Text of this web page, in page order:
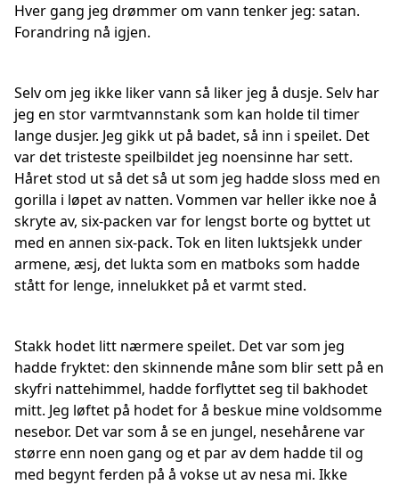
Hver gang jeg drømmer om vann tenker jeg: satan.
Forandring nå igjen.
Selv om jeg ikke liker vann så liker jeg å dusje. Selv har
jeg en stor varmtvannstank som kan holde til timer
lange dusjer. Jeg gikk ut på badet, så inn i speilet. Det
var det tristeste speilbildet jeg noensinne har sett.
Håret stod ut så det så ut som jeg hadde sloss med en
gorilla i løpet av natten. Vommen var heller ikke noe å
skryte av, six-packen var for lengst borte og byttet ut
med en annen six-pack. Tok en liten luktsjekk under
armene, æsj, det lukta som en matboks som hadde
stått for lenge, innelukket på et varmt sted.
Stakk hodet litt nærmere speilet. Det var som jeg
hadde fryktet: den skinnende måne som blir sett på en
skyfri nattehimmel, hadde forflyttet seg til bakhodet
mitt. Jeg løftet på hodet for å beskue mine voldsomme
nesebor. Det var som å se en jungel, nesehårene var
større enn noen gang og et par av dem hadde til og
med begynt ferden på å vokse ut av nesa mi. Ikke